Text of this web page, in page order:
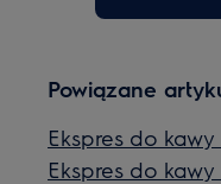
Powiązane
Ekspres do
Ekspres do